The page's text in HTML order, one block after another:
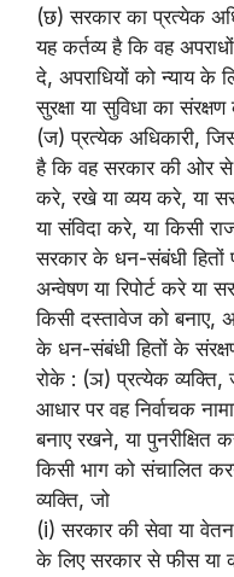
(छ) सरकार का प्रत्येक
यह कर्तव्य है कि वह
दे, अपराधियों को न्याय के
सुरक्षा या सुविधा का
(ज) प्रत्येक अधिकारी,
है कि वह सरकार की ओर से
करे, रखे या व्यय करे, या
या संविदा करे, या किसी
सरकार के धन-संबंधी हितों
अन्वेषण या रिपोर्ट करे या
किसी दस्तावेज को बनाए,
के धन-संबंधी हितों के
रोके : (ञ) प्रत्येक व्यक्ति,
आधार पर वह निर्वाचक
बनाए रखने, या पुनरीक्षित
किसी भाग को संचालित
व्यक्ति, जो
(i) सरकार की सेवा या
के लिए सरकार से फीस या